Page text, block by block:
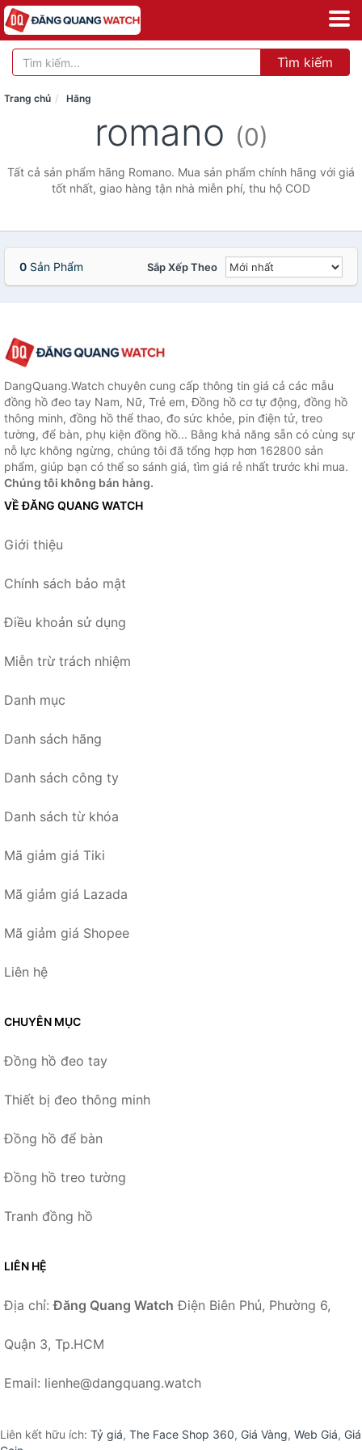
Tìm kiếm
Trang chủ Hãng
romano (0)
Tất cả sản phẩm hãng Romano. Mua sản phẩm chính hãng với giá
tốt nhất, giao hàng tận nhà miễn phí, thu hộ COD
0 Sản Phẩm Sắp Xếp Theo
DangQuang.Watch chuyên cung cấp thông tin giá cả các mẫu
đồng hồ đeo tay Nam, Nữ, Trẻ em, Đồng hồ cơ tự động, đồng hồ
thông minh, đồng hồ thể thao, đo sức khỏe, pin điện tử, treo
tường, để bàn, phụ kiện đồng hồ... Bằng khả năng sẵn có cùng sự
nỗ lực không ngừng, chúng tôi đã tổng hợp hơn 162800 sản
phẩm, giúp bạn có thể so sánh giá, tìm giá rẻ nhất trước khi mua.
Chúng tôi không bán hàng.
VỀ ĐĂNG QUANG WATCH
Giới thiệu
Chính sách bảo mật
Điều khoản sử dụng
Miễn trừ trách nhiệm
Danh mục
Danh sách hãng
Danh sách công ty
Danh sách từ khóa
Mã giảm giá Tiki
Mã giảm giá Lazada
Mã giảm giá Shopee
Liên hệ
CHUYÊN MỤC
Đồng hồ đeo tay
Thiết bị đeo thông minh
Đồng hồ để bàn
Đồng hồ treo tường
Tranh đồng hồ
LIÊN HỆ
Địa chỉ:Đăng Quang Watch Điện Biên Phủ, Phường 6,
Quận 3, Tp.HCM
Email: lienhe@dangquang.watch
Liên kết hữu ích: Tỷ giá, The Face Shop 360, Giá Vàng, Web Giá, Giá